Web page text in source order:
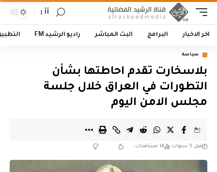
أأ
اخر الاخبار البرامج البث المباشر راديو الرشيد FM
سياسة
بلاسخارت تقدم احاطتها بشأن
التطورات في العراق خلال جلسة
مجلس الامن اليوم
قبل 5 سنوات 14 مشاهدات